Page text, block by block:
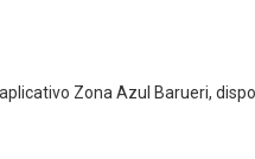
Zona Azul Barueri,